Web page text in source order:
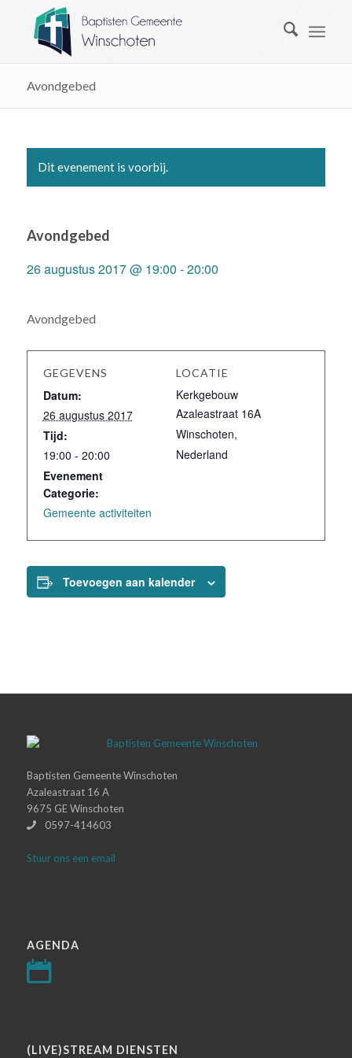
Avondgebed
Dit evenement is voorbij.
Avondgebed
26 augustus 2017 @ 19:00 -20:00
Avondgebed
GEGEVENS
Datum:
26 augustus 2017
Tijd:
19:00 - 20:00
Evenement
Categorie:
Gemeente activiteiten
LOCATIE
Kerkgebouw
Azaleastraat 16A
Winschoten,
Nederland
Toevoegen aan kalender
Baptisten Gemeente Winschoten
Azaleastraat 16 A
9675 GE Winschoten
0597-414603
Stuur ons een email
AGENDA
(LIVE)STREAM DIENSTEN